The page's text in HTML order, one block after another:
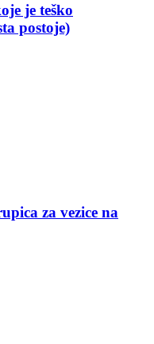
je teško
postoje)
za vezice na